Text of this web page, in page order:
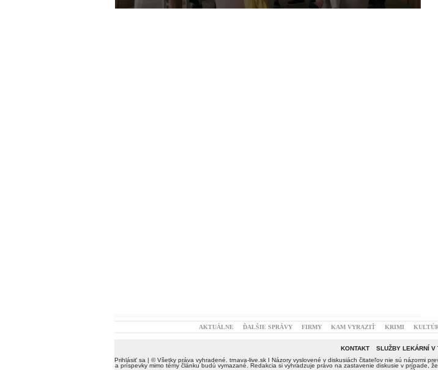
AKTUÁLNE ĎALŠIE SPRÁVY FIRMY KAM VYRAZIŤ KRIMI
KONTAKT SLUŽBY LEKÁRNÍ V
Prihlásiť sa | © Všetky práva vyhradené. trnava-live.sk I Názory vyslovené v diskusiách čitateľov nie sú názormi
a príspevky mimo témy článku budú vymazané. Redakcia si vyhradzuje právo na zastavenie diskusie v prípade,